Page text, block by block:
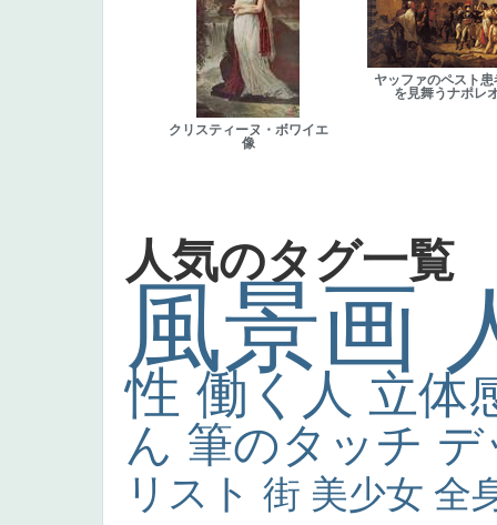
クリスティーヌ・ボワイエ
像
ヤッファのペスト患
を見舞うナポレ
人気のタグ一覧
風景画
性 働く人 立体
ん 筆のタッチ
リスト 街 美少女 全